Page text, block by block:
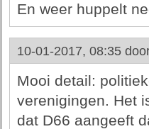
En weer huppelt
10-01-2017, 08:35
Mooi detail:
verenigingen. Het
dat D66 aangeeft